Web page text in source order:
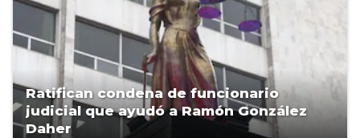
Ratifican condena de funcionario
judicial que ayudó a Ramón González
Daher